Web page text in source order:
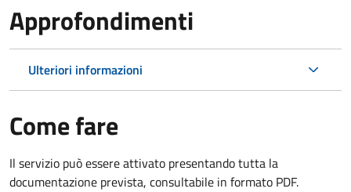
Approfondimenti
Ulteriori informazioni
Come fare
Il servizio può essere attivato presentando tutta la
documentazione prevista, consultabile in formato PDF.